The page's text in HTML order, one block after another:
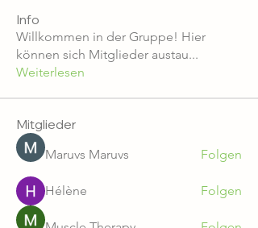
Info
Willkommen in der Gruppe! Hier
können sich Mitglieder austau...
Weiterlesen
Mitglieder
Maruvs Maruvs Folgen
Hélène Folgen